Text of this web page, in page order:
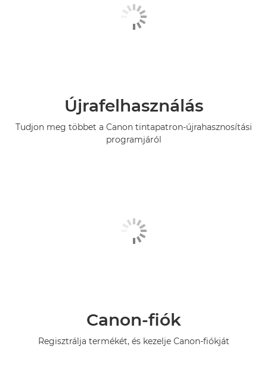
Újrafelhasználás
Tudjon meg többet a Canon tintapatron-újrahasznosítási
programjáról
Canon-fiók
Regisztrálja termékét, és kezelje Canon-fiókját